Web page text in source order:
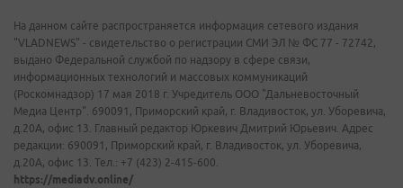
На данном сайте распространяется информация сетевого издания
"VLADNEWS" - свидетельство о регистрации СМИ ЭЛ № ФС 77 - 72742,
выдано Федеральной службой по надзору в сфере связи,
информационных технологий и массовых коммуникаций
(Роскомнадзор) 17 мая 2018 г. Учредитель ООО "Дальневосточный
Медиа Центр". 690091, Приморский край, г. Владивосток, ул. Уборевича,
д.20А, офис 13. Главный редактор Юркевич Дмитрий Юрьевич. Адрес
редакции: 690091, Приморский край, г. Владивосток, ул. Уборевича,
д.20А, офис 13. Тел.: +7 (423) 2-415-600.
https://mediadv.online/